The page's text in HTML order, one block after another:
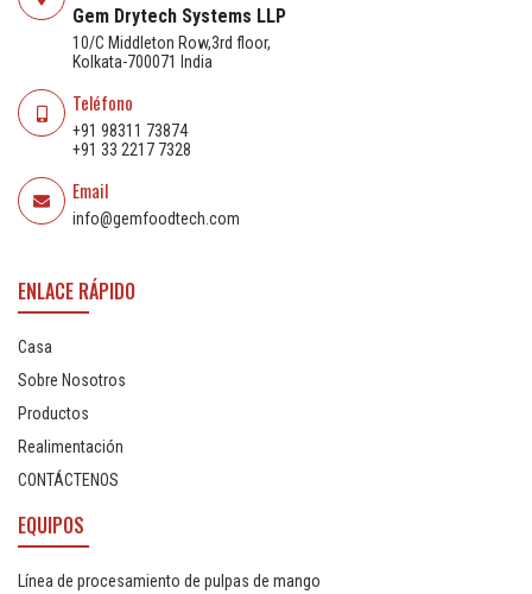
Gem Drytech Systems LLP
10/C Middleton Row,3rd floor,
Kolkata-700071 India
Teléfono
+91 98311 73874
+91 33 2217 7328
Email
info@gemfoodtech.com
ENLACE RÁPIDO
Casa
Sobre Nosotros
Productos
Realimentación
CONTÁCTENOS
EQUIPOS
Línea de procesamiento de pulpas de mango